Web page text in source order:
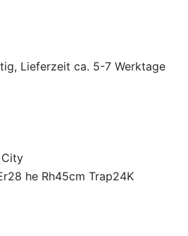
Lieferzeit ca. 5-7 Werktage
he Rh45cm Trap24K